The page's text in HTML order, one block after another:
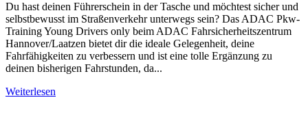
Du hast deinen Führerschein in der Tasche und möchtest sicher und
selbstbewusst im Straßenverkehr unterwegs sein? Das ADAC Pkw-
Training Young Drivers only beim ADAC Fahrsicherheitszentrum
Hannover/Laatzen bietet dir die ideale Gelegenheit, deine
Fahrfähigkeiten zu verbessern und ist eine tolle Ergänzung zu
deinen bisherigen Fahrstunden, da...
Weiterlesen